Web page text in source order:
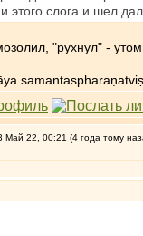
этого слога и шел
"рухнул" -
Май 22, 00:21 (4 года тому